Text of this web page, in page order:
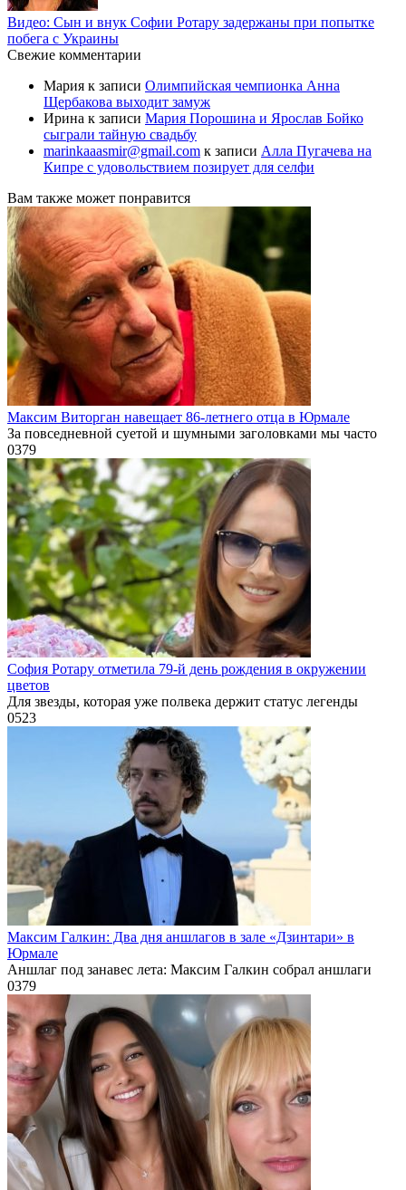
Видео: Сын и внук Софии Ротару задержаны при попытке
побега с Украины
Свежие комментарии
Мария к записи Олимпийская чемпионка Анна
Щербакова выходит замуж
Ирина к записи Мария Порошина и Ярослав Бойко
сыграли тайную свадьбу
marinkaaasmir@gmail.com к записи Алла Пугачева на
Кипре с удовольствием позирует для селфи
Вам также может понравится
Максим Виторган навещает 86-летнего отца в Юрмале
За повседневной суетой и шумными заголовками мы часто
0379
София Ротару отметила 79-й день рождения в окружении
цветов
Для звезды, которая уже полвека держит статус легенды
0523
Максим Галкин: Два дня аншлагов в зале «Дзинтари» в
Юрмале
Аншлаг под занавес лета: Максим Галкин собрал аншлаги
0379